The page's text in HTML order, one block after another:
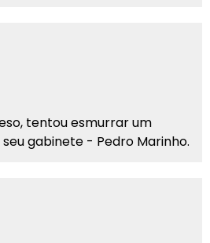
tentou esmurrar um
gabinete - Pedro Marinho.